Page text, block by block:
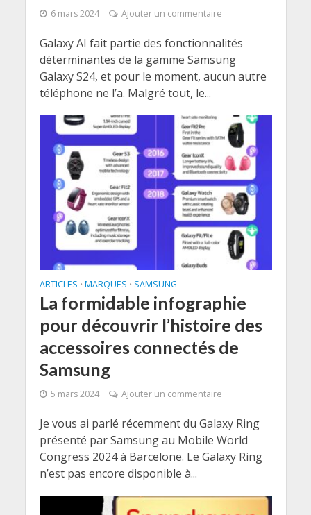
6 mars 2024 Ajouter un commentaire
Galaxy AI fait partie des fonctionnalités
déterminantes de la gamme Samsung
Galaxy S24, et pour le moment, aucun autre
téléphone ne l’a. Malgré tout, le...
ARTICLES • MARQUES • SAMSUNG
La formidable infographie
pour découvrir l’histoire des
accessoires connectés de
Samsung
5 mars 2024 Ajouter un commentaire
Je vous ai parlé récemment du Galaxy Ring
présenté par Samsung au Mobile World
Congress 2024 à Barcelone. Le Galaxy Ring
n’est pas encore disponible à...